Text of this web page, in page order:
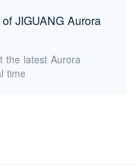
JIGUANG Aurora
the latest Aurora
time